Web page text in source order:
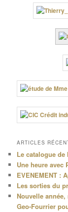
ARTICLES
Le catalogue
Une heure avec
EVENEMENT :
Les sorties du
Nouvelle
Geo-Fourrier